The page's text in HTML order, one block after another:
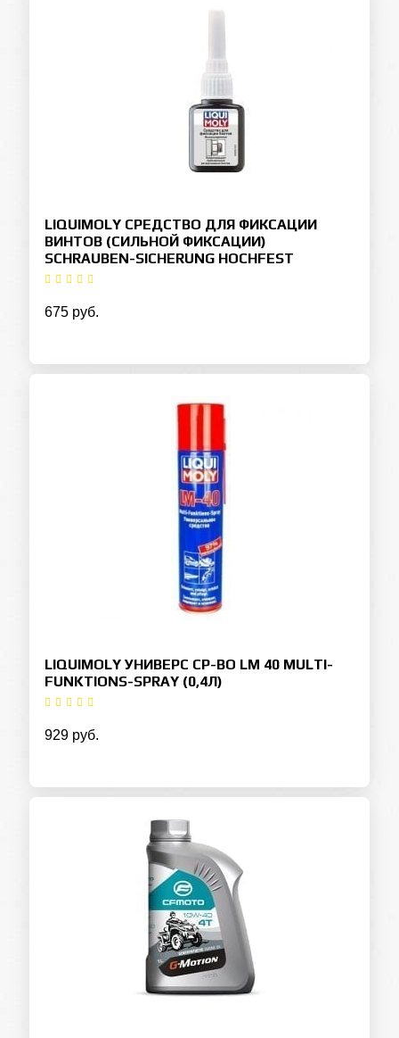
LIQUIMOLY СРЕДСТВО ДЛЯ ФИКСАЦИИ
ВИНТОВ (СИЛЬНОЙ ФИКСАЦИИ)
SCHRAUBEN-SICHERUNG HOCHFEST
675 руб.
LIQUIMOLY УНИВЕРС СР-ВО LM 40 MULTI-
FUNKTIONS-SPRAY (0,4Л)
929 руб.